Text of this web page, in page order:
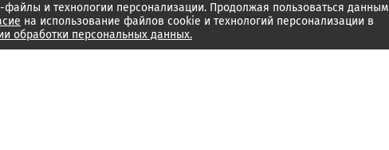
и технологии персонализации. Продолжая пользоваться данным
на использование файлов cookie и технологий персонализации в
обработки персональных данных.